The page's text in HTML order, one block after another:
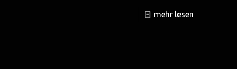
mehr lesen